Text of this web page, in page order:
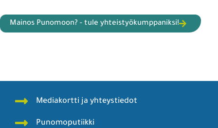
Mainos Punomoon? - tule yhteistyökumppaniksi!
Mediakortti ja yhteystiedot
Punomoputiikki